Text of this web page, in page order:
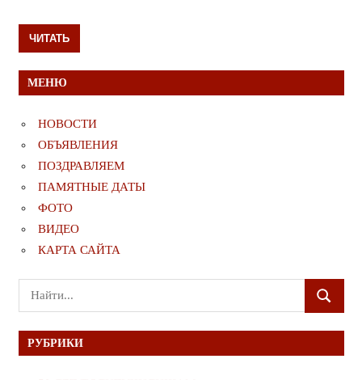
ЧИТАТЬ
МЕНЮ
НОВОСТИ
ОБЪЯВЛЕНИЯ
ПОЗДРАВЛЯЕМ
ПАМЯТНЫЕ ДАТЫ
ФОТО
ВИДЕО
КАРТА САЙТА
Поиск
для:
ПОИСК
РУБРИКИ